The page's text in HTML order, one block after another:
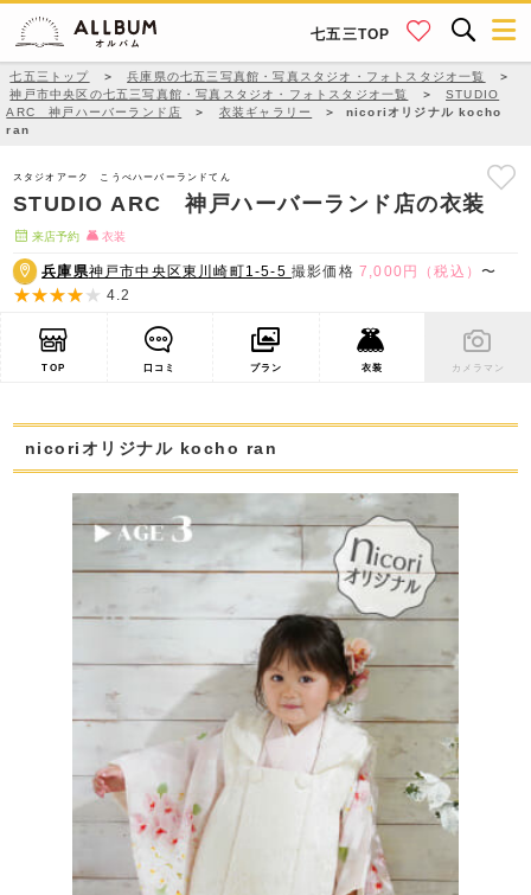
七五三TOP
七五三トップ ＞ 兵庫県の七五三写真館・写真スタジオ・フォトスタジオ一覧
＞
神戸市中央区の七五三写真館・写真スタジオ・フォトスタジオ一覧
＞
STUDIO
ARC 神戸ハーバーランド店
＞ 衣装ギャラリー ＞
nicoriオリジナル kocho
ran
スタジオアーク こうべハーバーランドてん
STUDIO ARC 神戸ハーバーランド店の衣装
来店予約 衣装
兵庫県神戸市中央区東川崎町1-5-5撮影価格7,000円（税込）〜
4.2
TOP 口コミ プラン 衣装 カメラマン
nicoriオリジナル kocho ran